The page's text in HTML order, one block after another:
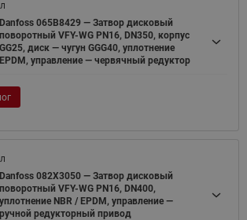
Danfoss 065B8429 — Затвор дисковый
поворотный VFY-WG PN16, DN350, корпус
GG25, диск — чугун GGG40, уплотнение
EPDM, управление — червячный редуктор
Danfoss 082X3050 — Затвор дисковый
поворотный VFY-WG PN16, DN400,
уплотнение NBR / EPDM, управление —
ручной редукторный привод